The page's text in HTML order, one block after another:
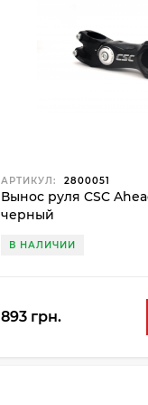
АРТИКУЛ: 2800051
Вынос руля CSC
черный
В НАЛИЧИИ
893 грн.